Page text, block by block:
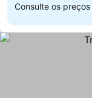
Consulte os